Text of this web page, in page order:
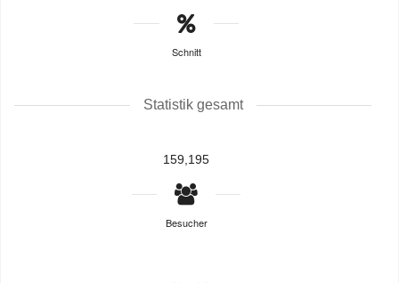
Schnitt
Statistik gesamt
159,195
Besucher